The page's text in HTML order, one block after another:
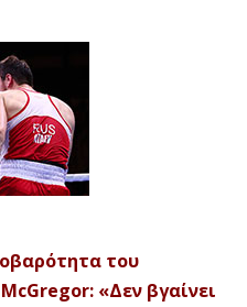
του
«Δεν βγαίνει